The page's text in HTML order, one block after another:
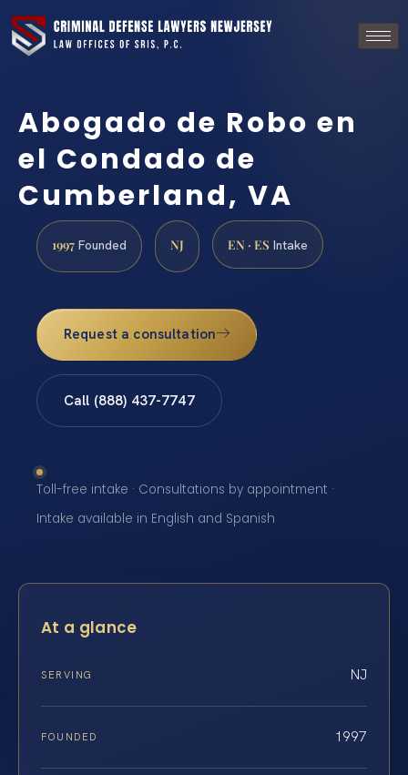
Abogado de Robo en
el Condado de
Cumberland, VA
1997 Founded NJ EN · ES Intake
Request a consultation
Call (888) 437-7747
Toll-free intake · Consultations by appointment ·
Intake available in English and Spanish
At a glance
SERVING NJ
FOUNDED 1997